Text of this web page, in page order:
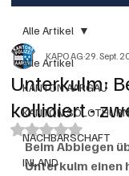
Alle Artikel
KANTON AARGAU
KANTON
NACHBARSCHAFT
INLAND
Alle Artikel
Unterkulm:
kollidiert -
KAPO AG29. Sept.
Mit NaN von 5
Beim Abbiegen
Unterkulm einen